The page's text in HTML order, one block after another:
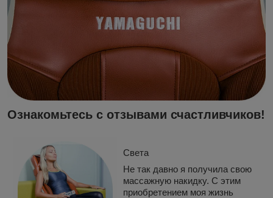
Ознакомьтесь с отзывами счастливчиков!
Света
Не так давно я получила свою
массажную накидку. С этим
приобретением моя жизнь